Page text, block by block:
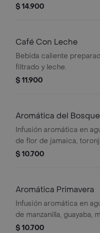
$ 14.900
Café Con Leche
Bebida caliente
filtrado y leche.
$ 11.900
Aromática del Bosque
Infusión aromática en
de flor de jamaica,
$ 10.700
Aromática Primavera
Infusión aromática en
de manzanilla, guayaba,
fresa.
$ 10.700